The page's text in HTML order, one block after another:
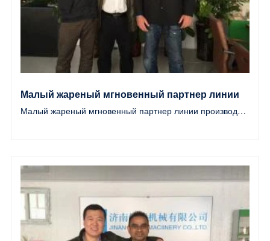
Малый жареный мгновенный партнер линии
производства лапши в Украине
Малый жареный мгновенный партнер линии производства лапши в Украине